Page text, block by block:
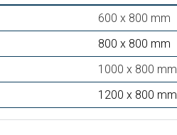
600 x 800 mm
800 x 800 mm
1000 x 800 mm
1200 x 800 mm